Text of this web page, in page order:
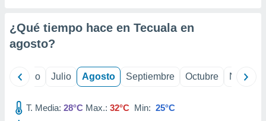
e
mediante
publicidad
publicidad
¿Qué tiempo hace en Tecuala en
agosto?
Junio Julio Agosto Septiembre Octubre
T. Media: 28°C Max.: 32°C Min: 25°C